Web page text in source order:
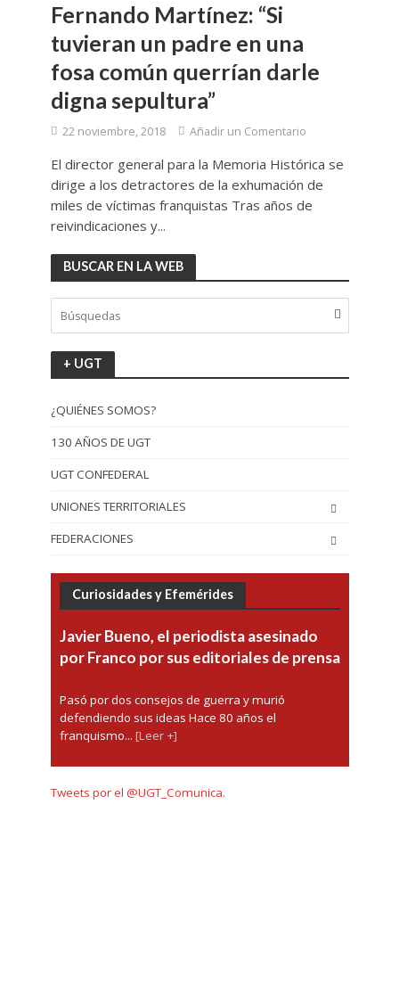
Fernando Martínez: “Si
tuvieran un padre en una
fosa común querrían darle
digna sepultura”
22 noviembre, 2018 Añadir un Comentario
El director general para la Memoria Histórica se
dirige a los detractores de la exhumación de
miles de víctimas franquistas Tras años de
reivindicaciones y...
BUSCAR EN LA WEB
+ UGT
¿QUIÉNES SOMOS?
130 AÑOS DE UGT
UGT CONFEDERAL
UNIONES TERRITORIALES
FEDERACIONES
Curiosidades y Efemérides
Javier Bueno, el periodista asesinado
por Franco por sus editoriales de prensa
Pasó por dos consejos de guerra y murió
defendiendo sus ideas Hace 80 años el
franquismo... [Leer +]
Tweets por el @UGT_Comunica.